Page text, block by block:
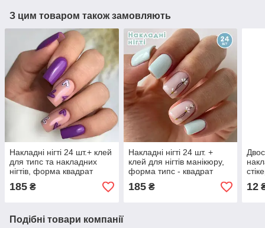
З цим товаром також замовляють
Накладні нігті 24 шт.+ клей
для типс та накладних
нігтів, форма квадрат
185 ₴
Накладні нігті 24 шт. +
клей для нігтів манікюру,
форма типс - квадрат
185₴ 12
Подібні товари компанії